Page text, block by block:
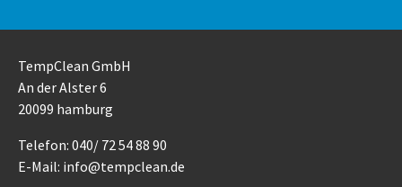
TempClean GmbH
An der Alster 6
20099 hamburg
Telefon: 040/ 72 54 88 90
E-Mail: info@tempclean.de